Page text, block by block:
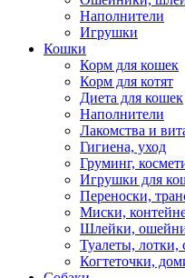
Наполнители
Игрушки
Кошки
Корм для кошек
Корм для котят
Диета для кошек
Наполнители
Лакомства и
Гигиена, уход
Груминг,
Игрушки для
Переноски,
Миски,
Шлейки,
Туалеты, лотки,
Когтеточки,